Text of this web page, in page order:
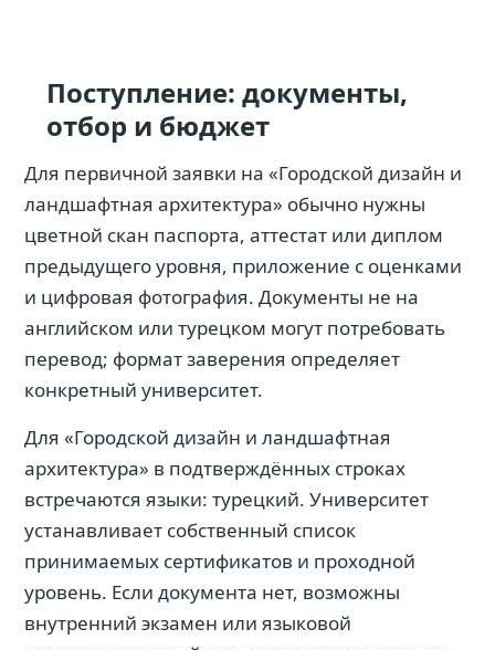
Поступление: документы,
отбор и бюджет
Для первичной заявки на «Городской дизайн и
ландшафтная архитектура» обычно нужны
цветной скан паспорта, аттестат или диплом
предыдущего уровня, приложение с оценками
и цифровая фотография. Документы не на
английском или турецком могут потребовать
перевод; формат заверения определяет
конкретный университет.
Для «Городской дизайн и ландшафтная
архитектура» в подтверждённых строках
встречаются языки: турецкий. Университет
устанавливает собственный список
принимаемых сертификатов и проходной
уровень. Если документа нет, возможны
внутренний экзамен или языковой